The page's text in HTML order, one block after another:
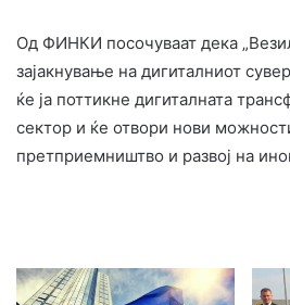
Од ФИНКИ посочуваат дека
зајакнување на дигиталниот
ќе ја поттикне дигиталната
сектор и ќе отвори нови
претприемништво и развој на